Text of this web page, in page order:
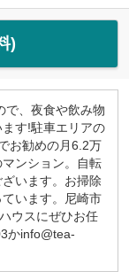
)
で、夜食や飲み物
す!駐車エリアの
お勧めの月6.2万
ンション。自転
います。お掃除
います。尼崎市
ウスにぜひお任
かinfo@tea-